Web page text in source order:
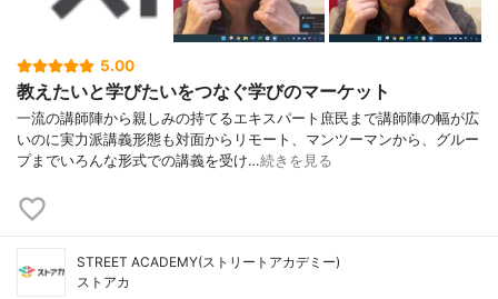
5.00
教えたいと学びたいをつなぐ学びのマーケット
一流の講師陣から親しみの持てるエキスパート庶民まで講師陣の幅が広
いのに実力派講義形態も対面からリモート、マンツーマンから、グルー
プまでいろんな形式での講義を受け…続きを見る
STREET ACADEMY(ストリートアカデミー)
ストアカ